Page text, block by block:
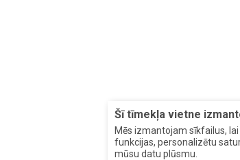
Šī tīmekļa vietne
Mēs izmantojam sīkfailus,
funkcijas, personalizētu
mūsu datu plūsmu.